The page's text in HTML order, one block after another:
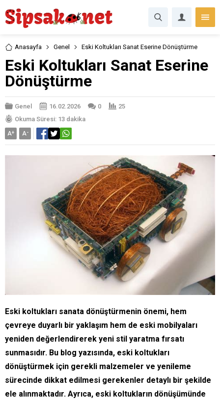
Anasayfa Genel Eski Koltukları Sanat Eserine Dönüştürme
Eski Koltukları Sanat Eserine
Dönüştürme
Genel 16.02.2026 0
25
Okuma Süresi: 13 dakika
A+ A-
Eski koltukları sanata dönüştürmenin önemi, hem
çevreye duyarlı bir yaklaşım hem de eski mobilyaları
yeniden değerlendirerek yeni stil yaratma fırsatı
sunmasıdır. Bu blog yazısında, eski koltukları
dönüştürmek için gerekli malzemeler ve yenileme
sürecinde dikkat edilmesi gerekenler detaylı bir şekilde
ele alınmaktadır. Ayrıca, eski koltukların dönüşümünde